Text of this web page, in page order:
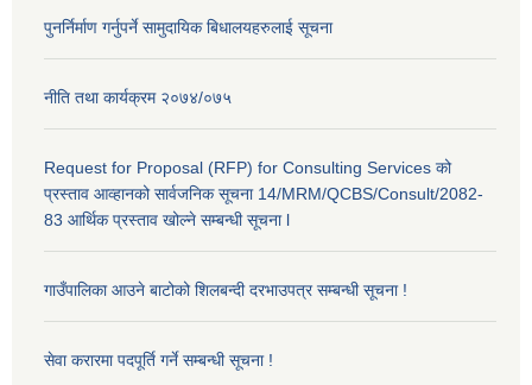
पुनर्निर्माण गर्नुपर्ने सामुदायिक बिधालयहरुलाई सूचना
नीति तथा कार्यक्रम २०७४/०७५
Request for Proposal (RFP) for Consulting Services को
प्रस्ताव आव्हानको सार्वजनिक सूचना 14/MRM/QCBS/Consult/2082-
83 आर्थिक प्रस्ताव खोल्ने सम्बन्धी सूचना l
गाउँपालिका आउने बाटोको शिलबन्दी दरभाउपत्र सम्बन्धी सूचना !
सेवा करारमा पदपूर्ति गर्ने सम्बन्धी सूचना !